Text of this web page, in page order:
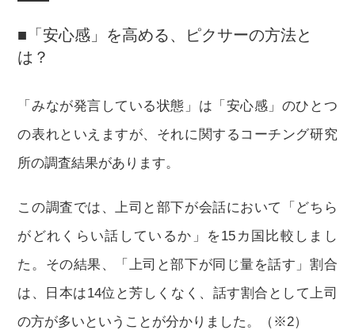
■「安心感」を高める、ピクサーの方法と
は？
「みなが発言している状態」は「安心感」のひとつ
の表れといえますが、それに関するコーチング研究
所の調査結果があります。
この調査では、上司と部下が会話において「どちら
がどれくらい話しているか」を15カ国比較しまし
た。その結果、「上司と部下が同じ量を話す」割合
は、日本は14位と芳しくなく、話す割合として上司
の方が多いということが分かりました。（※2）